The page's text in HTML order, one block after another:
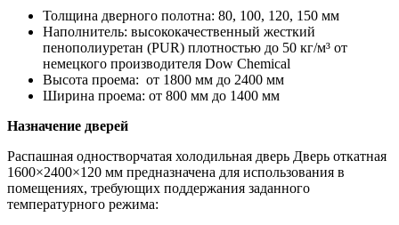
Толщина дверного полотна: 80, 100, 120, 150 мм
Наполнитель: высококачественный жесткий
пенополиуретан (PUR) плотностью до 50 кг/м³ от
немецкого производителя Dow Chemiсal
Высота проема: от 1800 мм до 2400 мм
Ширина проема: от 800 мм до 1400 мм
Назначение дверей
Распашная одностворчатая холодильная дверь Дверь откатная
1600×2400×120 мм предназначена для использования в
помещениях, требующих поддержания заданного
температурного режима: